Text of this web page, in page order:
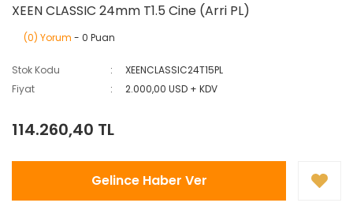
XEEN CLASSIC 24mm T1.5 Cine (Arri PL)
(0) Yorum - 0 Puan
Stok Kodu
XEENCLASSIC24T15PL
Fiyat
2.000,00 USD + KDV
114.260,40 TL
Gelince Haber Ver